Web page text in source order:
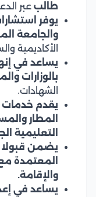
طالب عبر
يوفر
والجامعة
الأكاديمية
يساعد في
بالوزارات
الشهادات.
يقدم خدمات
المطار
التعليمية
يضمن
المعتمدة
والإقامة.
يساعد في